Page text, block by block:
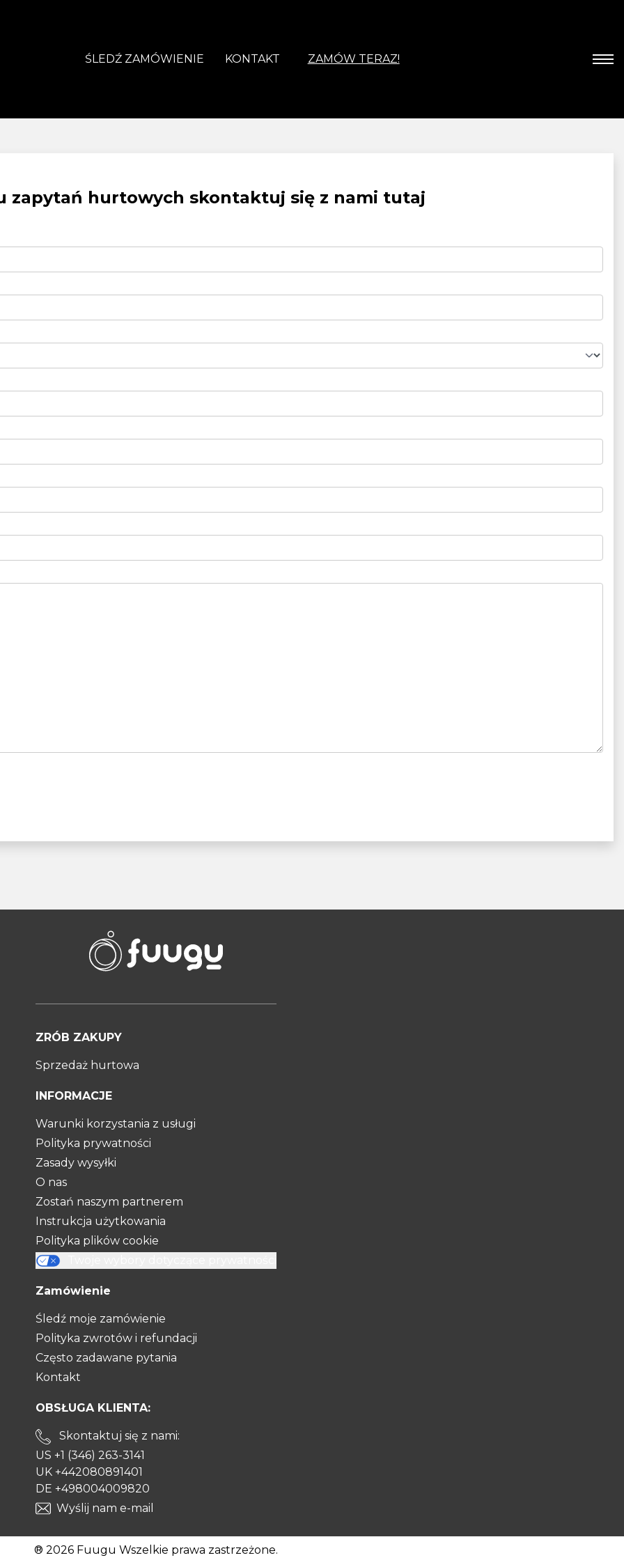
ŚLEDŹ ZAMÓWIENIE KONTAKT ZAMÓW TERAZ!
zapytań hurtowych skontaktuj się z nami tutaj
ZRÓB ZAKUPY
Sprzedaż hurtowa
INFORMACJE
Warunki korzystania z usługi
Polityka prywatności
Zasady wysyłki
O nas
Zostań naszym partnerem
Instrukcja użytkowania
Polityka plików cookie
Zamówienie
Śledź moje zamówienie
Polityka zwrotów i refundacji
Często zadawane pytania
Kontakt
OBSŁUGA KLIENTA:
Skontaktuj się z nami:
US +1 (346) 263-3141
UK +442080891401
DE +498004009820
Wyślij nam e-mail
® 2026 Fuugu Wszelkie prawa zastrzeżone.